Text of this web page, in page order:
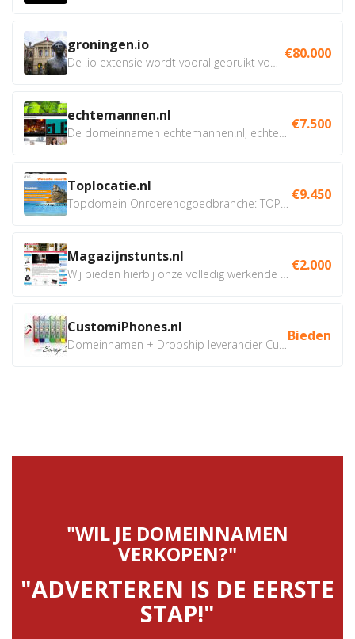
groningen.io €80.000
echtemannen.nl €7.500
Toplocatie.nl €9.450
Magazijnstunts.nl €2.000
CustomiPhones.nl Bieden
"WIL JE DOMEINNAMEN
VERKOPEN?"
"ADVERTEREN IS DE EERSTE
STAP!"